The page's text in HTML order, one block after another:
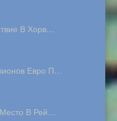
В Хорв…
Евро П…
В Рей…